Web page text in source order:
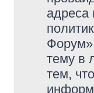
адреса
Форум»
тему в
тем,